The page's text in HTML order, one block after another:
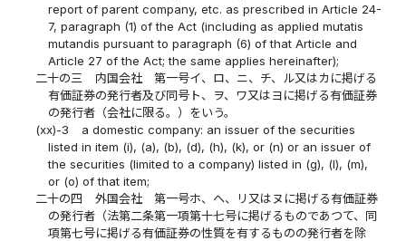
report of parent company, etc. as prescribed in Article 24-
7, paragraph (1) of the Act (including as applied mutatis
mutandis pursuant to paragraph (6) of that Article and
Article 27 of the Act; the same applies hereinafter);
二十の三
内国会社 第一号イ、ロ、ニ、チ、ル又はカに掲げる
有価証券の発行者及び同号ト、ヲ、ワ又はヨに掲げる有価証券
の発行者（会社に限る。）をいう。
(xx)-3
a domestic company: an issuer of the securities
listed in item (i), (a), (b), (d), (h), (k), or (n) or an issuer of
the securities (limited to a company) listed in (g), (l), (m),
or (o) of that item;
二十の四
外国会社 第一号ホ、ヘ、リ又はヌに掲げる有価証券
の発行者（法第二条第一項第十七号に掲げるものであつて、同
項第七号に掲げる有価証券の性質を有するものの発行者を除